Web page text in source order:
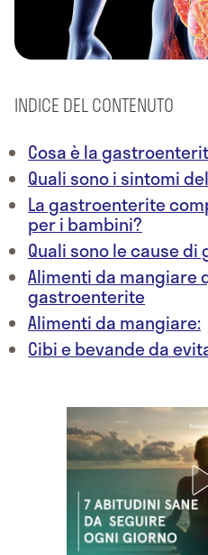
INDICE DEL CONTENUTO
Cosa è la
Quali sono i sintomi
La gastroenterite
per i bambini?
Quali sono le cause
Alimenti da mangiare
gastroenterite
Alimenti da mangiare:
Cibi e bevande da